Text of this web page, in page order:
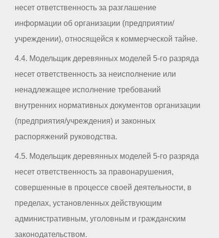
несет ответственность за разглашение
информации об организации (предприятии/
учреждении), относящейся к коммерческой тайне.
4.4. Модельщик деревянных моделей 5-го разряда
несет ответственность за неисполнение или
ненадлежащее исполнение требований
внутренних нормативных документов организации
(предприятия/учреждения) и законных
распоряжений руководства.
4.5. Модельщик деревянных моделей 5-го разряда
несет ответственность за правонарушения,
совершенные в процессе своей деятельности, в
пределах, установленных действующим
административным, уголовным и гражданским
законодательством.